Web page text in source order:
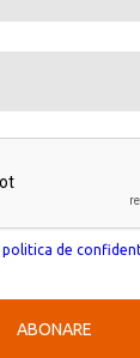
ABONARE
politica de